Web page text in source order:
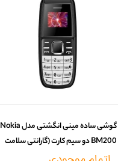
گوشی ساده مینی انگشتی مدل Nokia
BM200 دو سیم کارت (گارانتی سلامت